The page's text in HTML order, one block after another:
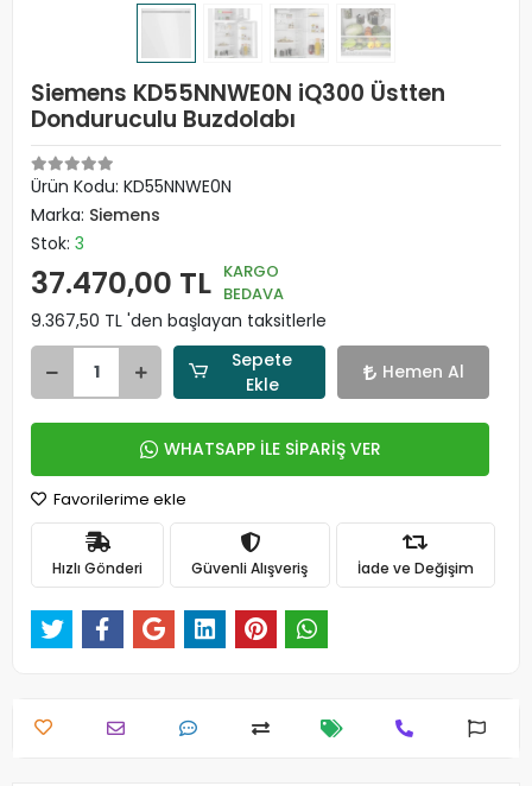
Siemens KD55NNWE0N iQ300 Üstten
Donduruculu Buzdolabı
Ürün Kodu: KD55NNWE0N
Marka: Siemens
Stok: 3
37.470,00 TL KARGO
BEDAVA
9.367,50 TL 'den başlayan taksitlerle
Sepete
Ekle
Hemen Al
WHATSAPP İLE SİPARİŞ VER
Favorilerime ekle
Hızlı Gönderi Güvenli Alışveriş İade ve Değişim